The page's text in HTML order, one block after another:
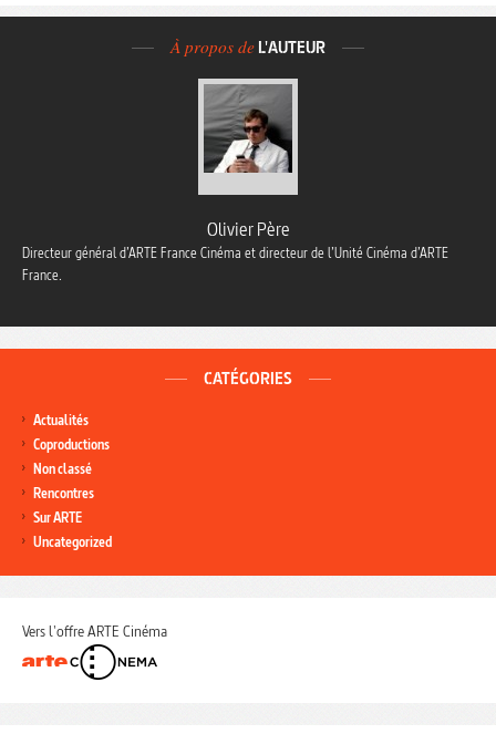
À propos de L'AUTEUR
Olivier Père
Directeur général d’ARTE France Cinéma et directeur de l’Unité Cinéma d’ARTE
France.
CATÉGORIES
Actualités
Coproductions
Non classé
Rencontres
Sur ARTE
Uncategorized
Vers l'offre ARTE Cinéma